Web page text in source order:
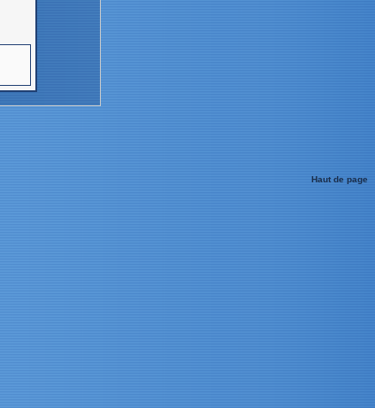
Haut de page